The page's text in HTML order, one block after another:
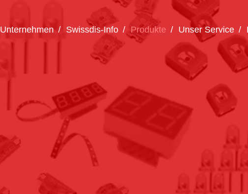
Unternehmen Swissdis-Info Produkte Unser Service
Wie können wir Ihnen